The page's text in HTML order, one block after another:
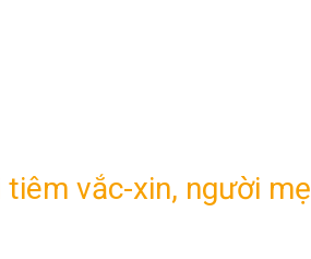
vắc-xin, người mẹ